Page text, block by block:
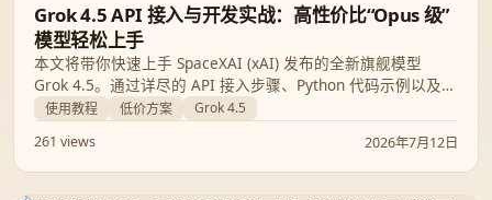
Grok 4.5 API 接入与开发实战：高性价比“Opus 级”
模型轻松上手
本文将带你快速上手 SpaceXAI (xAI) 发布的全新旗舰模型
Grok 4.5。通过详尽的 API 接入步骤、Python 代码示例以及常
见问题解答，帮助你以极低的成本将这款拥有 500K 上下文、
深度集成 Cursor 的 Agent 级大模型接入到你的业务中。
使用教程 低价方案
Grok 4.5
261 views
2026年7月12日